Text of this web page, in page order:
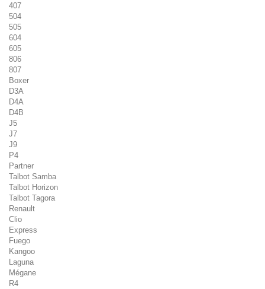
407
504
505
604
605
806
807
Boxer
D3A
D4A
D4B
J5
J7
J9
P4
Partner
Talbot Samba
Talbot Horizon
Talbot Tagora
Renault
Clio
Express
Fuego
Kangoo
Laguna
Mégane
R4